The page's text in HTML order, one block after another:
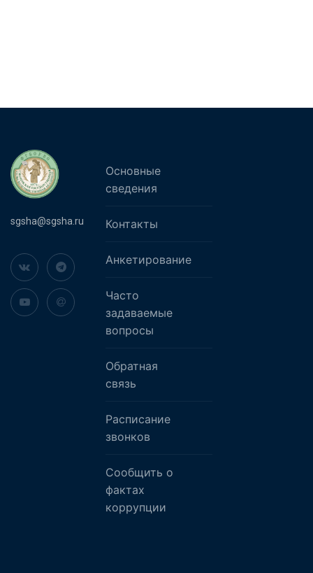
sgsha@sgsha.ru
Основные
сведения
Контакты
Анкетирование
Часто
задаваемые
вопросы
Обратная
связь
Расписание
звонков
Сообщить о
фактах
коррупции